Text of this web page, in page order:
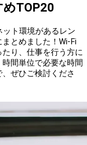
TOP20
ト環境があるレン
とめました！Wi-Fi
り、仕事を行う方に
間単位で必要な時間
ぜひご検討くださ